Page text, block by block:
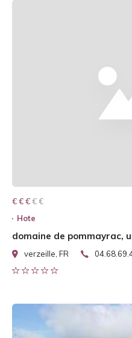
€ € € € €
€ € €
Hote
domaine de pommayrac,
verzeille, FR